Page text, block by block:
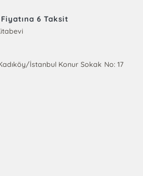
6 Taksit
İstanbul Konur Sokak No: 17